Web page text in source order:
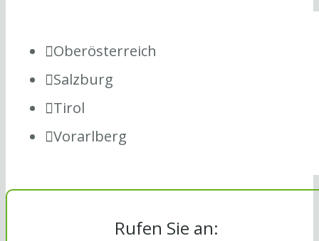
Oberösterreich
Salzburg
Tirol
Vorarlberg
Rufen Sie an: